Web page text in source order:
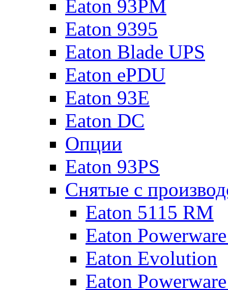
Eaton 93PM
Eaton 9395
Eaton Blade UPS
Eaton ePDU
Eaton 93E
Eaton DC
Опции
Eaton 93PS
Снятые с
Eaton 5115 RM
Eaton
Eaton Evolution
Eaton